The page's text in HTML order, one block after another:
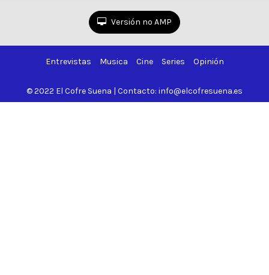
Versión no AMP
Entrevistas Musica Cine Series Opinión
© 2022 El Cofre Suena | Contacto: info@elcofresuena.es